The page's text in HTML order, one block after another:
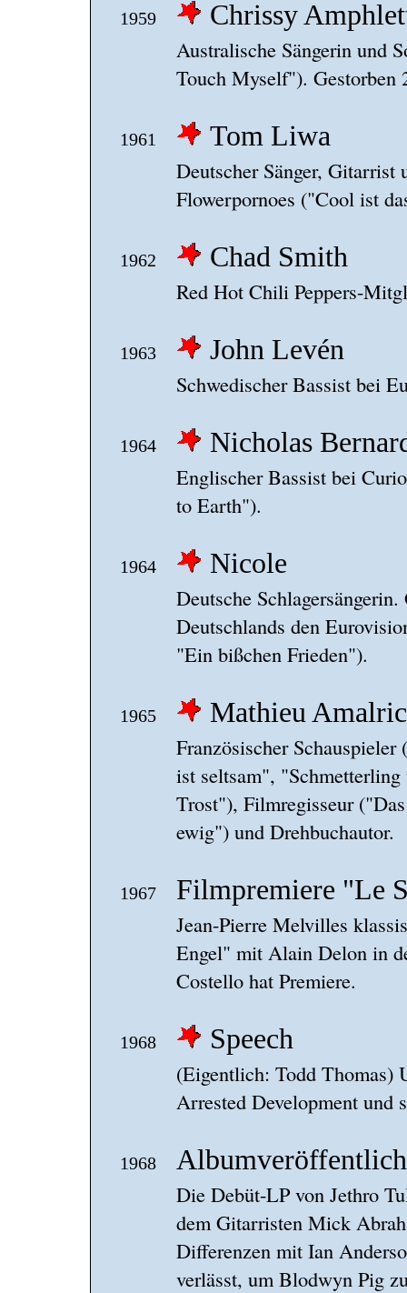
1959 Chrissy
Australische Sängerin und
Touch Myself"). Gestorben
1961 Tom Liwa
Deutscher Sänger, Gitarrist
Flowerpornoes ("Cool ist
1962 Chad Smith
Red Hot Chili Peppers-
1963 John Levén
Schwedischer Bassist bei
1964 Nicholas
Englischer Bassist bei
to Earth").
1964 Nicole
Deutsche
Deutschlands den
"Ein bißchen Frieden").
1965 Mathieu Amalric
Französischer
ist seltsam",
Trost"), Filmregisseur
ewig") und Drehbuchautor.
1967 Filmpremiere "Le
Jean-Pierre Melvilles
Engel" mit Alain Delon in
Costello hat Premiere.
1968 Speech
(Eigentlich: Todd Thomas)
Arrested Development und
1968
Die Debüt-LP von Jethro
dem Gitarristen Mick
Differenzen mit Ian
verlässt, um Blodwyn Pig